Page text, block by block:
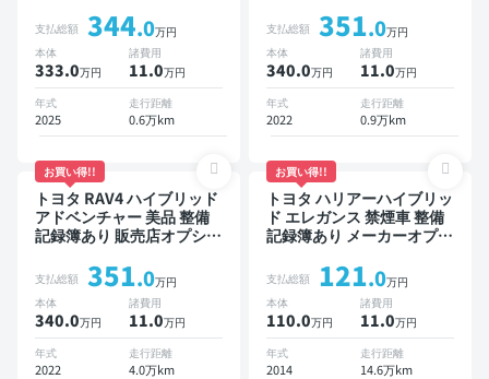
ニター デジタルインナーミ
ラー オートクルーズ ワイ
ヤレスキー ETC 電動バッ
クドア バックモニター 全
方位カメラ ドライブレコー
ダー 衝突軽減
支払総額 344.0万円
本体
333.0万円
諸費用
11.0万円
年式
2025
走行距離
0.6万km
スポットモニター オートク
ルーズ スマートキー ETC
電動バックドア バックモニ
ター 全方位カメラ ドライ
ブレコーダー 衝突軽減
支払総額 351.0万円
本体
340.0万円
諸費用
11.0万円
年式
2022
走行距離
0.9万km
お買い得!!
トヨタ RAV4 ハイブリッド
アドベンチャー 美品 整備
記録簿あり 販売店オプショ
ットモニター デジタルイン
ナーミラー オートクルーズ
スマートキー ETC バック
モニター ドライブレコーダ
ー 衝突軽減
支払総額 351.0万円
本体
340.0万円
諸費用
11.0万円
年式
2022
走行距離
4.0万km
お買い得!!
トヨタ ハリアーハイブリッ
ド エレガンス 禁煙車 整備
記録簿あり メーカーオプシ
ETC バックモニター ドラ
イブレコーダー
支払総額 121.0万円
本体
110.0万円
諸費用
11.0万円
年式
2014
走行距離
14.6万km